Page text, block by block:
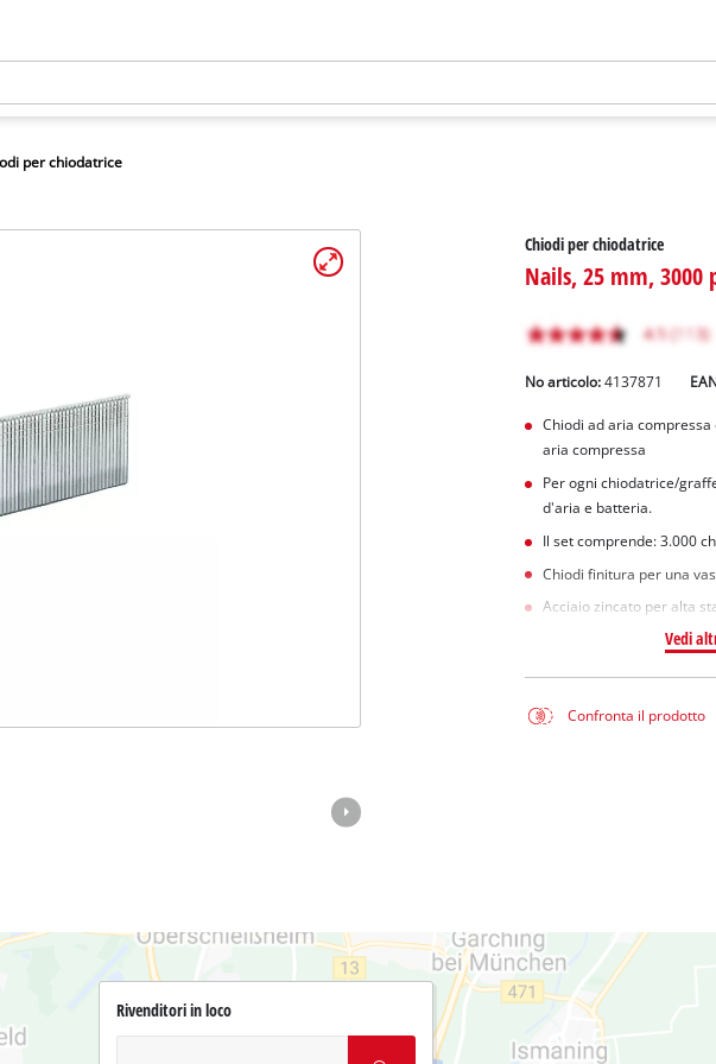
per chiodatrice
Chiodi per chiodatrice
Nails, 25 mm, 3000
No articolo: 4137871
Chiodi ad aria
aria compressa
Per ogni chiodatrice/
d'aria e batteria.
Il set comprende: 3.000
Chiodi finitura per una
Acciaio zincato per alta
Vedi
Confronta il prodotto
Rivenditori in loco